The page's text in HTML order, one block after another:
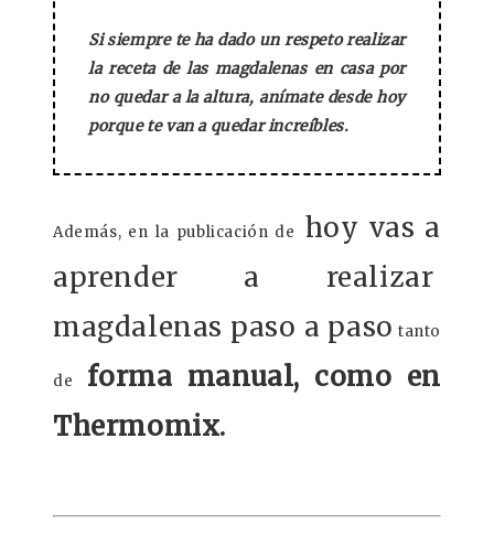
Si siempre te ha dado un respeto realizar
la receta de las magdalenas en casa por
no quedar a la altura, anímate desde hoy
porque te van a quedar increíbles.
Además, en la publicación de
hoy vas a
aprender a realizar
magdalenas paso a paso tanto
de
forma manual, como en
Thermomix.